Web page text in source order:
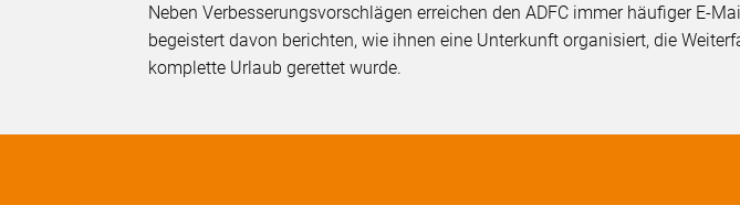
Neben Verbesserungsvorschlägen erreichen den ADFC immer häufiger E-
begeistert davon berichten, wie ihnen eine Unterkunft organisiert, die
komplette Urlaub gerettet wurde.